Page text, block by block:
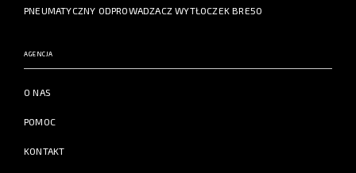
PNEUMATYCZNY ODPROWADZACZ WYTŁOCZEK BRE50
AGENCJA
O NAS
POMOC
KONTAKT